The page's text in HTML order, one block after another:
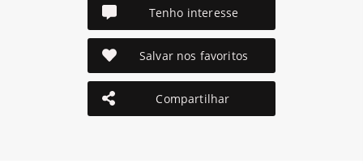
Tenho interesse
Salvar nos favoritos
Compartilhar